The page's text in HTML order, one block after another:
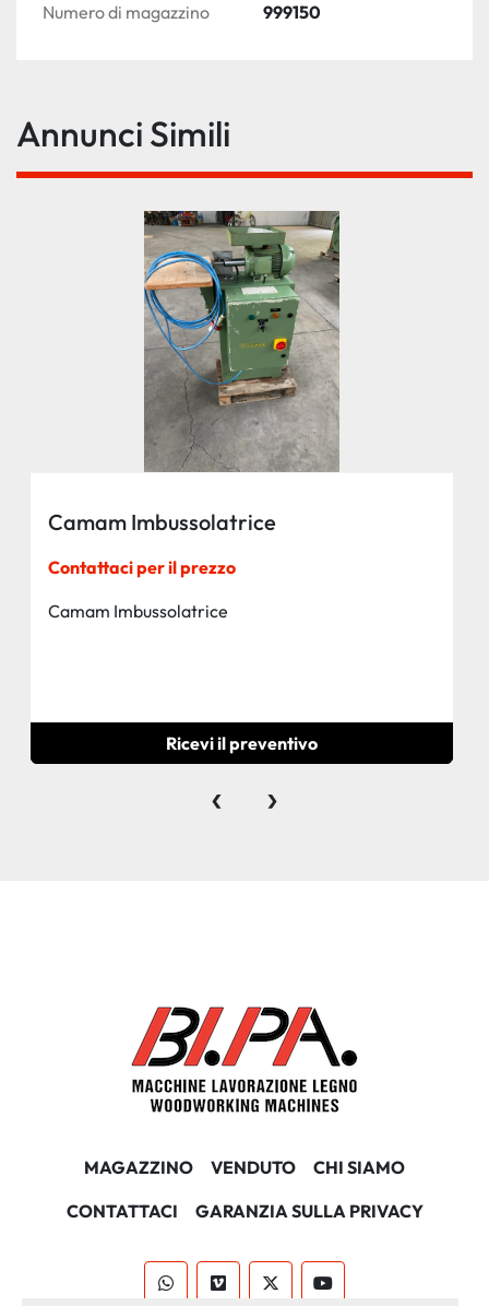
Numero di magazzino 999150
Annunci Simili
Camam Imbussolatrice
Contattaci per il prezzo
Camam Imbussolatrice
Ricevi il preventivo
‹ ›
MAGAZZINO VENDUTO
CHI SIAMO
CONTATTACI
GARANZIA SULLA PRIVACY
whatsappvimeo twitteryoutube